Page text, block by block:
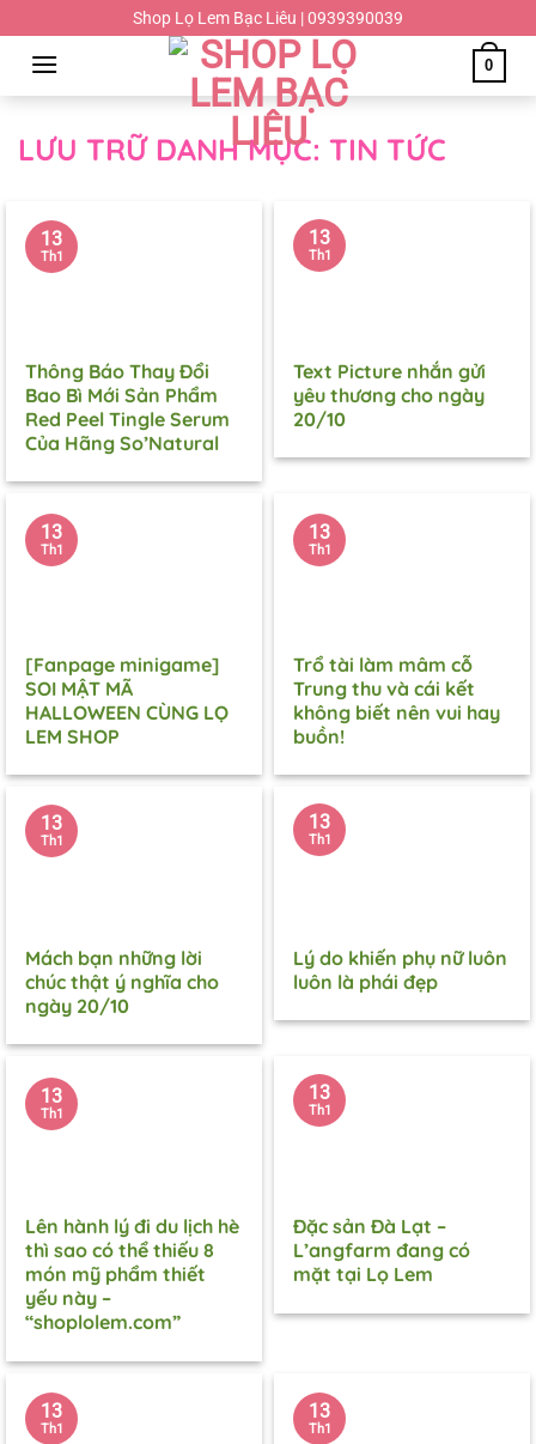
đến
dung
Shop Lọ Lem Bạc Liêu | 0939390039
0
LƯU TRỮ DANH MỤC: TIN TỨC
Thông Báo Thay Đổi
Bao Bì Mới Sản Phẩm
Red Peel Tingle Serum
Của Hãng So’Natural
13
Th1
Text Picture nhắn gửi
yêu thương cho ngày
20/10
13
Th1
[Fanpage minigame]
SOI MẬT MÃ
HALLOWEEN CÙNG LỌ
LEM SHOP
13
Th1
Trổ tài làm mâm cỗ
Trung thu và cái kết
không biết nên vui hay
buồn!
13
Th1
Mách bạn những lời
chúc thật ý nghĩa cho
ngày 20/10
13
Th1
Lý do khiến phụ nữ luôn
luôn là phái đẹp
13
Th1
Lên hành lý đi du lịch hè
thì sao có thể thiếu 8
món mỹ phẩm thiết
yếu này –
“shoplolem.com”
13
Th1
Đặc sản Đà Lạt –
L’angfarm đang có
mặt tại Lọ Lem
13
Th1
13
Th1
13
Th1